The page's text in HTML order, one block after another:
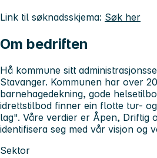
Link til søknadsskjema: Søk her
Om bedriften
Hå kommune sitt
Stavanger. Kommunen har over
barnehagedekning, gode
idrettstilbod finner ein flotte tur-
lag". Våre verdier er Åpen, Driftig
identifisera seg med vår visjon og
Sektor